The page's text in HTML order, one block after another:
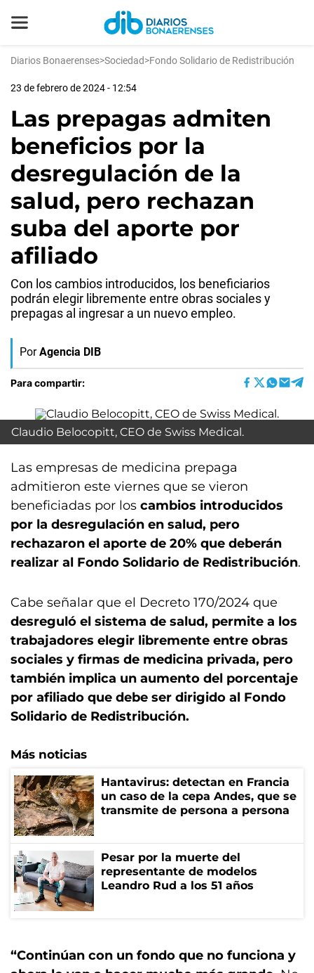
Diarios Bonaerenses>Sociedad>Fondo Solidario de Redistribución
23 de febrero de 2024 - 12:54
Las prepagas admiten
beneficios por la
desregulación de la
salud, pero rechazan
suba del aporte por
afiliado
Con los cambios introducidos, los beneficiarios
podrán elegir libremente entre obras sociales y
prepagas al ingresar a un nuevo empleo.
Por Agencia DIB
Para compartir:
Claudio Belocopitt, CEO de Swiss Medical.
Las empresas de medicina prepaga
admitieron este viernes que se vieron
beneficiadas por los cambios introducidos
por la desregulación en salud, pero
rechazaron el aporte de 20% que deberán
realizar al Fondo Solidario de Redistribución.
Cabe señalar que el Decreto 170/2024 que
desreguló el sistema de salud, permite a los
trabajadores elegir libremente entre obras
sociales y firmas de medicina privada, pero
también implica un aumento del porcentaje
por afiliado que debe ser dirigido al Fondo
Solidario de Redistribución.
Más noticias
Hantavirus: detectan en Francia
un caso de la cepa Andes, que se
transmite de persona a persona
Pesar por la muerte del
representante de modelos
Leandro Rud a los 51 años
“Continúan con un fondo que no funciona y